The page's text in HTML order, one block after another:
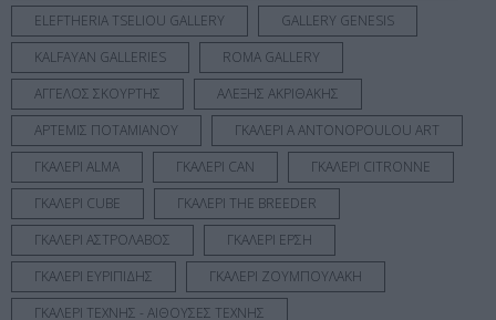
ELEFTHERIA TSELIOU GALLERY
GALLERY GENESIS
KALFAYAN GALLERIES
ROMA GALLERY
ΑΓΓΕΛΟΣ ΣΚΟΥΡΤΗΣ
ΑΛΕΞΗΣ ΑΚΡΙΘΑΚΗΣ
ΑΡΤΕΜΙΣ ΠΟΤΑΜΙΑΝΟΥ
ΓΚΑΛΕΡΙ A ANTONOPOULOU ART
ΓΚΑΛΕΡΙ ALMA
ΓΚΑΛΕΡΙ CAN
ΓΚΑΛΕΡΙ CITRONNE
ΓΚΑΛΕΡΙ CUBE
ΓΚΑΛΕΡΙ THE BREEDER
ΓΚΑΛΕΡΙ ΑΣΤΡΟΛΑΒΟΣ
ΓΚΑΛΕΡΙ ΕΡΣΗ
ΓΚΑΛΕΡΙ ΕΥΡΙΠΙΔΗΣ
ΓΚΑΛΕΡΙ ΖΟΥΜΠΟΥΛΑΚΗ
ΓΚΑΛΕΡΙ ΤΕΧΝΗΣ - ΑΙΘΟΥΣΕΣ ΤΕΧΝΗΣ